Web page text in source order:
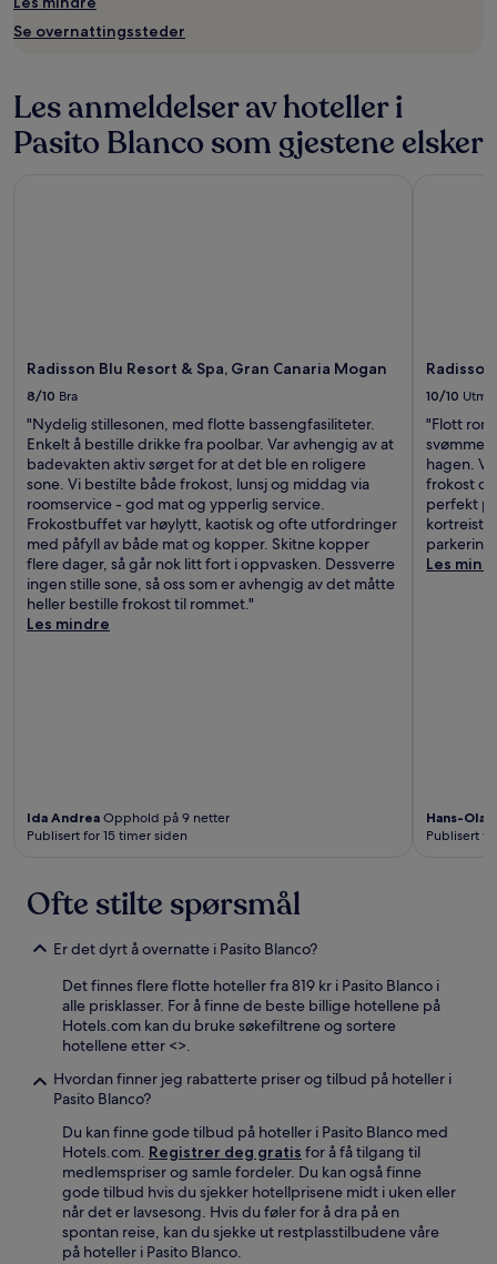
Se overnattingssteder
Les anmeldelser av hoteller i
Pasito Blanco som gjestene elsker
Radisson Blu Resort & Spa, Gran Canaria Mogan
8/10 Bra
"Nydelig stillesonen, med flotte bassengfasiliteter.
Enkelt å bestille drikke fra poolbar. Var avhengig av at
badevakten aktiv sørget for at det ble en roligere
sone. Vi bestilte både frokost, lunsj og middag via
roomservice - god mat og ypperlig service.
Frokostbuffet var høylytt, kaotisk og ofte utfordringer
med påfyll av både mat og kopper. Skitne kopper
flere dager, så går nok litt fort i oppvasken. Dessverre
ingen stille sone, så oss som er avhengig av det måtte
heller bestille frokost til rommet."
Les mindre
Ida Andrea Opphold på 9 netter
Publisert for 15 timer siden
10/10
"Flott
hagen.
frokost
perfekt
kortreiste
Les
Hans-Olav
Publisert
Ofte stilte spørsmål
Er det dyrt å overnatte i Pasito Blanco?
Det finnes flere flotte hoteller fra 819 kr i Pasito Blanco i
alle prisklasser. For å finne de beste billige hotellene på
Hotels.com kan du bruke søkefiltrene og sortere
hotellene etter <>.
Hvordan finner jeg rabatterte priser og tilbud på hoteller i
Pasito Blanco?
Du kan finne gode tilbud på hoteller i Pasito Blanco med
Hotels.com. Registrer deg gratis for å få tilgang til
medlemspriser og samle fordeler. Du kan også finne
gode tilbud hvis du sjekker hotellprisene midt i uken eller
når det er lavsesong. Hvis du føler for å dra på en
spontan reise, kan du sjekke ut restplasstilbudene våre
på hoteller i Pasito Blanco.